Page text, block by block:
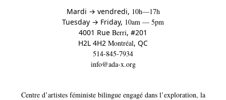
Mardi →àvendredi, 10h—17h
Tuesday → to
Friday, 10am — 5pm
4001 Rue Berri, #201
H2L 4H2 Montréal, QC
514-845-7934
info@ada-x.org
Centre d’artistes féministe bilingue engagé dans l’exploration, la